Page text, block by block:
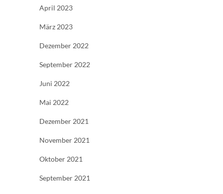
April 2023
März 2023
Dezember 2022
September 2022
Juni 2022
Mai 2022
Dezember 2021
November 2021
Oktober 2021
September 2021